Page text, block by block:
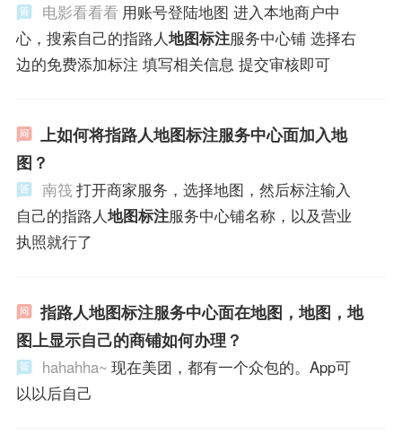
电影看看看 用账号登陆地图 进入本地商户中
心，搜索自己的指路人地图标注服务中心铺 选择右
边的免费添加标注 填写相关信息 提交审核即可
上如何将指路人地图标注服务中心面加入地
图？
南筏 打开商家服务，选择地图，然后标注输入
自己的指路人地图标注服务中心铺名称，以及营业
执照就行了
指路人地图标注服务中心面在地图，地图，地
图上显示自己的商铺如何办理？
hahahha~ 现在美团，都有一个众包的。App可
以以后自己